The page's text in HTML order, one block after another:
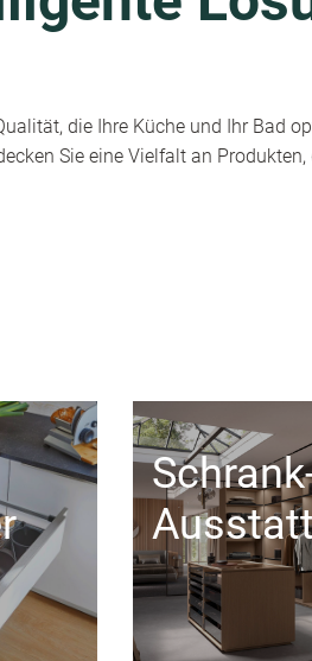
die Ihre Küche und Ihr Bad
Sie eine Vielfalt an